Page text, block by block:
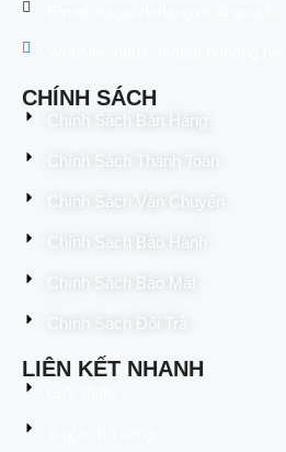
CHÍNH SÁCH
Chính Sách Bán Hàng
Chính Sách Thanh Toán
Chính Sách Vận Chuyển
Chính Sách Bảo Hành
Chính Sách Bảo Mật
Chính Sách Đổi Trả
LIÊN KẾT NHANH